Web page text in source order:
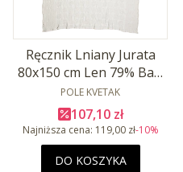
Ręcznik Lniany Jurata
80x150 cm Len 79% Baw
21%
PRODUCENT
POLE KVETAK
Cena promocyjna
107,10 zł
Najniższa cena: 119,00 zł-10%
DO KOSZYKA